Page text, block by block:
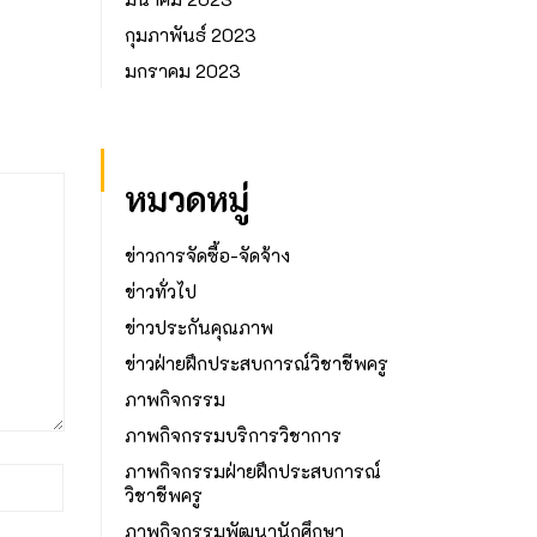
กุมภาพันธ์ 2023
มกราคม 2023
หมวดหมู่
ข่าวการจัดซื้อ-จัดจ้าง
ข่าวทั่วไป
ข่าวประกันคุณภาพ
ข่าวฝ่ายฝึกประสบการณ์วิชาชีพครู
ภาพกิจกรรม
ภาพกิจกรรมบริการวิชาการ
ภาพกิจกรรมฝ่ายฝึกประสบการณ์
วิชาชีพครู
ภาพกิจกรรมพัฒนานักศึกษา